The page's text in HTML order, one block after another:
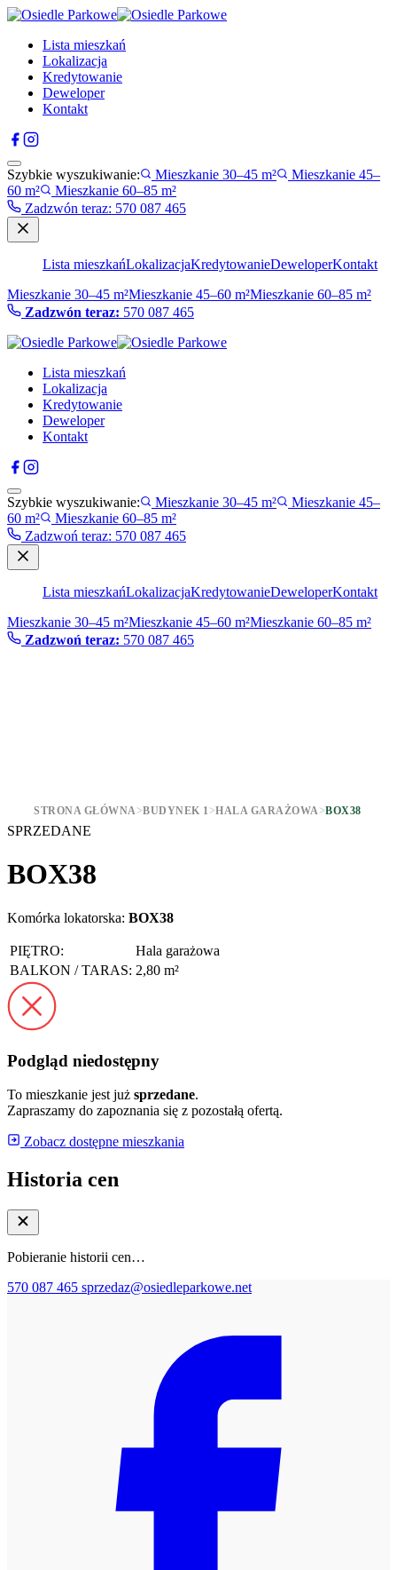
Lista mieszkań
Lokalizacja
Kredytowanie
Deweloper
Kontakt
Szybkie wyszukiwanie: Mieszkanie 30–45 m²
Mieszkanie 45–
60 m²
Mieszkanie 60–85 m²
Zadzwón teraz: 570 087 465
Lista mieszkańLokalizacjaKredytowanieDeweloperKontakt
Mieszkanie 30–45 m²Mieszkanie 45–60 m²Mieszkanie 60–85 m²
Zadzwón teraz: 570 087 465
Lista mieszkań
Lokalizacja
Kredytowanie
Deweloper
Kontakt
Szybkie wyszukiwanie: Mieszkanie 30–45 m²
Mieszkanie 45–
60 m²
Mieszkanie 60–85 m²
Zadzwoń teraz: 570 087 465
Lista mieszkańLokalizacjaKredytowanieDeweloperKontakt
Mieszkanie 30–45 m²Mieszkanie 45–60 m²Mieszkanie 60–85 m²
Zadzwoń teraz: 570 087 465
STRONA GŁÓWNA>BUDYNEK 1 >HALA GARAŻOWA>BOX38
SPRZEDANE
BOX38
Komórka lokatorska: BOX38
PIĘTRO:
Hala garażowa
BALKON / TARAS: 2,80 m²
Podgląd niedostępny
To mieszkanie jest już sprzedane.
Zapraszamy do zapoznania się z pozostałą ofertą.
Zobacz dostępne mieszkania
Historia cen
Pobieranie historii cen…
570 087 465 sprzedaz@osiedleparkowe.net